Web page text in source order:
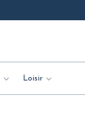
Loisir